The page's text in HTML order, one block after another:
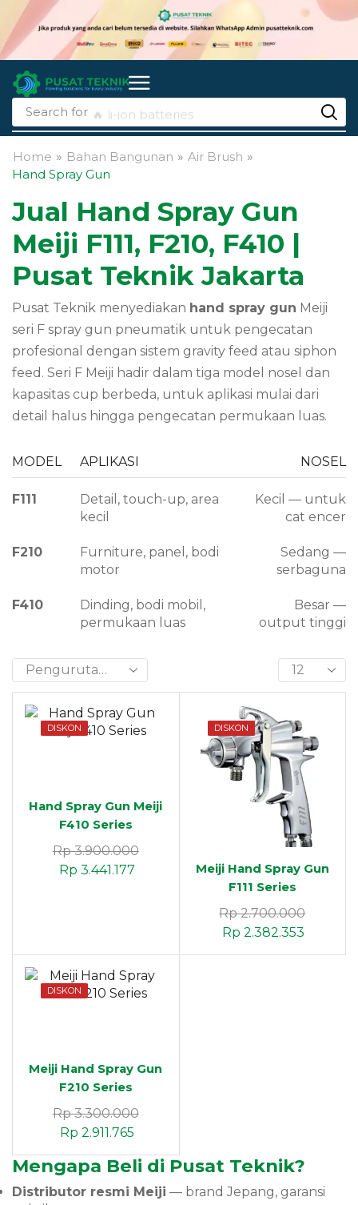
Search for 🔥 li-ion batteries
Home » Bahan Bangunan » Air Brush »
Hand Spray Gun
Jual Hand Spray Gun
Meiji F111, F210, F410 |
Pusat Teknik Jakarta
Pusat Teknik menyediakan hand spray gun Meiji
seri F spray gun pneumatik untuk pengecatan
profesional dengan sistem gravity feed atau siphon
feed. Seri F Meiji hadir dalam tiga model nosel dan
kapasitas cup berbeda, untuk aplikasi mulai dari
detail halus hingga pengecatan permukaan luas.
MODEL APLIKASI NOSEL
F111
Detail, touch-up, area
kecil
Kecil — untuk
cat encer
F210
Furniture, panel, bodi
motor
Sedang —
serbaguna
F410
Dinding, bodi mobil,
permukaan luas
Besar —
output tinggi
DISKON
Hand Spray Gun Meiji
F410 Series
Rp3.900.000
Rp 3.441.177
DISKON
Meiji Hand Spray Gun
F111 Series
Rp2.700.000
Rp 2.382.353
DISKON
Meiji Hand Spray Gun
F210 Series
Rp3.300.000
Rp 2.911.765
Mengapa Beli di Pusat Teknik?
Distributor resmi Meiji — brand Jepang, garansi